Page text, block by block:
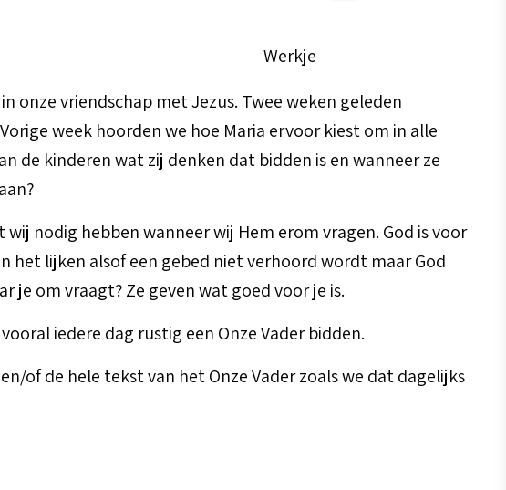
Werkje
onze vriendschap met Jezus. Twee weken geleden
week hoorden we hoe Maria ervoor kiest om in alle
de kinderen wat zij denken dat bidden is en wanneer ze
nodig hebben wanneer wij Hem erom vragen. God is voor
het lijken alsof een gebed niet verhoord wordt maar God
je om vraagt? Ze geven wat goed voor je is.
iedere dag rustig een Onze Vader bidden.
of de hele tekst van het Onze Vader zoals we dat dagelijks